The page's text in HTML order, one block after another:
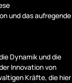
und das aufregende
Dynamik und die
Innovation von
Kräfte, die hier